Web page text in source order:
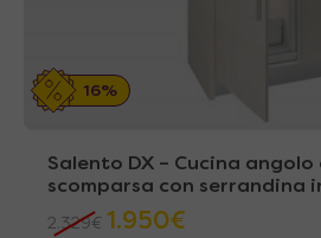
16%
Salento DX – Cucina
scomparsa con serrandina
2.329€ 1.950€